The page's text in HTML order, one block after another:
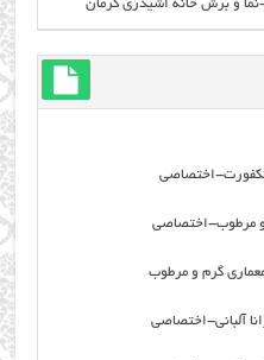
نما و برش خانه اشیدری کرمان
اختصاصی
و مرطوب-اختصاصی
گرم و مرطوب
آلبانی-اختصاصی